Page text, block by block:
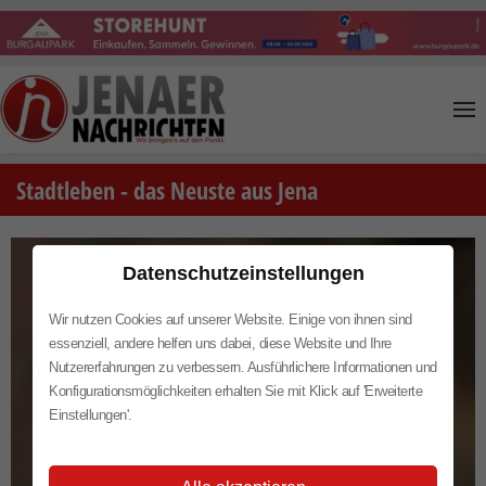
Skip to main content
Stadtleben - das Neuste aus Jena
Datenschutzeinstellungen
Wir nutzen Cookies auf unserer Website. Einige von ihnen sind
essenziell, andere helfen uns dabei, diese Website und Ihre
Nutzererfahrungen zu verbessern. Ausführlichere Informationen und
Konfigurationsmöglichkeiten erhalten Sie mit Klick auf 'Erweiterte
Einstellungen'.